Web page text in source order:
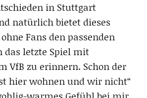
in Stuttgart
natürlich bietet dieses
Fans den passenden
das letzte Spiel mit
VfB zu erinnern. Schon der
hier wohnen und wir nicht“